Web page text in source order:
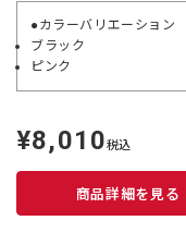
●カラーバリエーション
ブラック
ピンク
定
価
¥8,010税込
商品詳細を見る